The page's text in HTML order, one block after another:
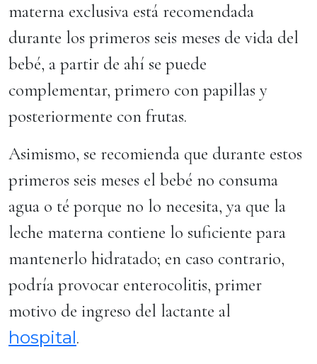
materna exclusiva está recomendada
durante los primeros seis meses de vida del
bebé, a partir de ahí se puede
complementar, primero con papillas y
posteriormente con frutas.
Asimismo, se recomienda que durante estos
primeros seis meses el bebé no consuma
agua o té porque no lo necesita, ya que la
leche materna contiene lo suficiente para
mantenerlo hidratado; en caso contrario,
podría provocar enterocolitis, primer
motivo de ingreso del lactante al
hospital.